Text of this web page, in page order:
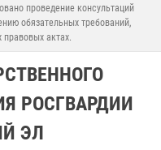
проведение консультаций
обязательных требований,
актах.
РОСГВАРДИИ
ЭЛ